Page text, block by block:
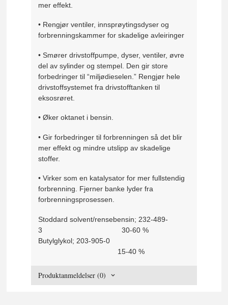
mer effekt.
• Rengjør ventiler, innsprøytingsdyser og
forbrenningskammer for skadelige avleiringer
• Smører drivstoffpumpe, dyser, ventiler, øvre
del av sylinder og stempel. Den gir store
forbedringer til “miljødieselen.” Rengjør hele
drivstoffsystemet fra drivstofftanken til
eksosrøret.
• Øker oktanet i bensin.
• Gir forbedringer til forbrenningen så det blir
mer effekt og mindre utslipp av skadelige
stoffer.
• Virker som en katalysator for mer fullstendig
forbrenning. Fjerner banke lyder fra
forbrenningsprosessen.
Stoddard solvent/rensebensin; 232-489-
3 30-60 %
Butylglykol; 203-905-0
15-40 %
Produktanmeldelser (0)